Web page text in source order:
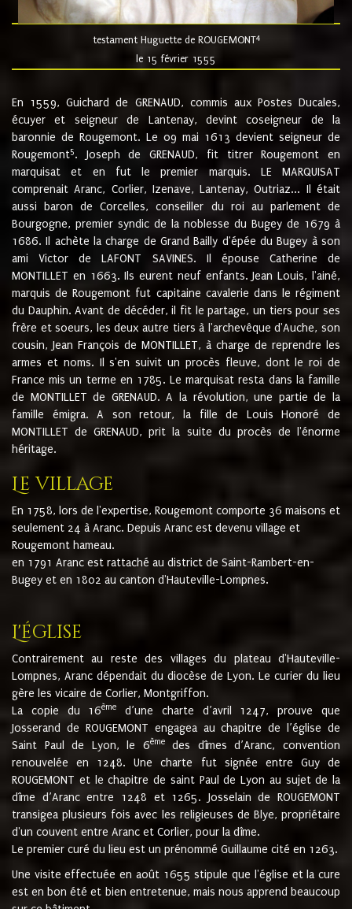
testament Huguette de ROUGEMONT4
le 15 février 1555
En 1559, Guichard de GRENAUD, commis aux Postes Ducales,
écuyer et seigneur de Lantenay, devint coseigneur de la
baronnie de Rougemont. Le 09 mai 1613 devient seigneur de
Rougemont5. Joseph de GRENAUD, fit titrer Rougemont en
marquisat et en fut le premier marquis. LE MARQUISAT
comprenait Aranc, Corlier, Izenave, Lantenay, Outriaz... Il était
aussi baron de Corcelles, conseiller du roi au parlement de
Bourgogne, premier syndic de la noblesse du Bugey de 1679 à
1686. Il achète la charge de Grand Bailly d'épée du Bugey à son
ami Victor de LAFONT SAVINES. Il épouse Catherine de
MONTILLET en 1663. Ils eurent neuf enfants. Jean Louis, l'ainé,
marquis de Rougemont fut capitaine cavalerie dans le régiment
du Dauphin. Avant de décéder, il fit le partage, un tiers pour ses
frère et soeurs, les deux autre tiers à l'archevêque d'Auche, son
cousin, Jean François de MONTILLET, à charge de reprendre les
armes et noms. Il s'en suivit un procès fleuve, dont le roi de
France mis un terme en 1785. Le marquisat resta dans la famille
de MONTILLET de GRENAUD. A la révolution, une partie de la
famille émigra. A son retour, la fille de Louis Honoré de
MONTILLET de GRENAUD, prit la suite du procès de l'énorme
héritage.
Le village
En 1758, lors de l'expertise, Rougemont comporte 36 maisons et
seulement 24 à Aranc. Depuis Aranc est devenu village et
Rougemont hameau.
en 1791 Aranc est rattaché au district de Saint-Rambert-en-
Bugey et en 1802 au canton d'Hauteville-Lompnes.
L'église
Contrairement au reste des villages du plateau d'Hauteville-
Lompnes, Aranc dépendait du diocèse de Lyon. Le curier du lieu
gère les vicaire de Corlier, Montgriffon.
La copie du 16ème
d’une charte d’avril 1247, prouve que
Josserand de ROUGEMONT engagea au chapitre de l’église de
Saint Paul de Lyon, le 6èmedes dîmes d’Aranc, convention
renouvelée en 1248. Une charte fut signée entre Guy de
ROUGEMONT et le chapitre de saint Paul de Lyon au sujet de la
dîme d’Aranc entre 1248 et 1265. Josselain de ROUGEMONT
transigea plusieurs fois avec les religieuses de Blye, propriétaire
d'un couvent entre Aranc et Corlier, pour la dîme.
Le premier curé du lieu est un prénommé Guillaume cité en 1263.
Une visite effectuée en août 1655 stipule que l'église et la cure
est en bon été et bien entretenue, mais nous apprend beaucoup